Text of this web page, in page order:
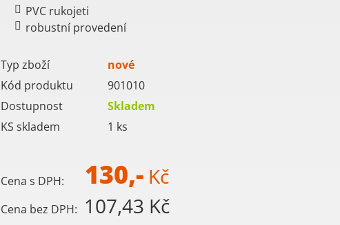
PVC rukojeti
robustní provedení
Typ zboží
nové
Kód produktu
901010
Dostupnost
Skladem
KS skladem
1 ks
Cena s DPH: 130,- Kč
Cena bez DPH: 107,43 Kč